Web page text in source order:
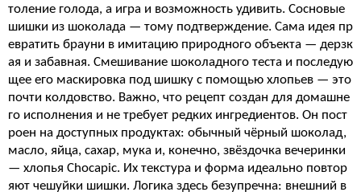
толение голода, а игра и возможность удивить. Сосновые
шишки из шоколада — тому подтверждение. Сама идея пр
евратить брауни в имитацию природного объекта — дерзк
ая и забавная. Смешивание шоколадного теста и последую
щее его маскировка под шишку с помощью хлопьев — это
почти колдовство. Важно, что рецепт создан для домашне
го исполнения и не требует редких ингредиентов. Он пост
роен на доступных продуктах: обычный чёрный шоколад,
масло, яйца, сахар, мука и, конечно, звёздочка вечеринки
— хлопья Chocapic. Их текстура и форма идеально повтор
яют чешуйки шишки. Логика здесь безупречна: внешний в